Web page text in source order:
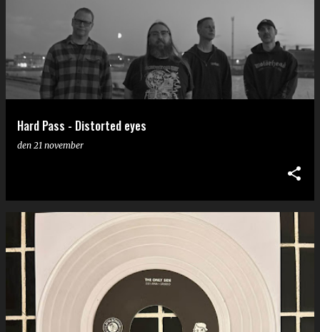
Hard Pass - Distorted eyes
den 21 november